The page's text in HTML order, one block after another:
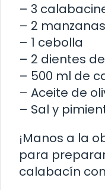
– 3
– 2
– 1 cebolla
– 2 dientes
– 500 ml de
– Aceite de
– Sal y
¡Manos a la
para
calabacín